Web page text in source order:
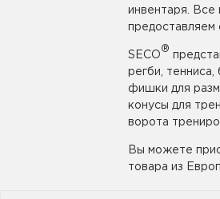
инвентаря. Все
предоставляем
SECO
®
регби,
фишки для
конусы для
ворота
Вы можете
товара из